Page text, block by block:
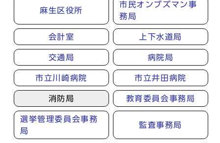
麻生区役所
市民オンブズマン事
務局
会計室 上下水道局
交通局 病院局
市立川崎病院 市立井田病院
消防局 教育委員会事務局
選挙管理委員会事務
局
監査事務局